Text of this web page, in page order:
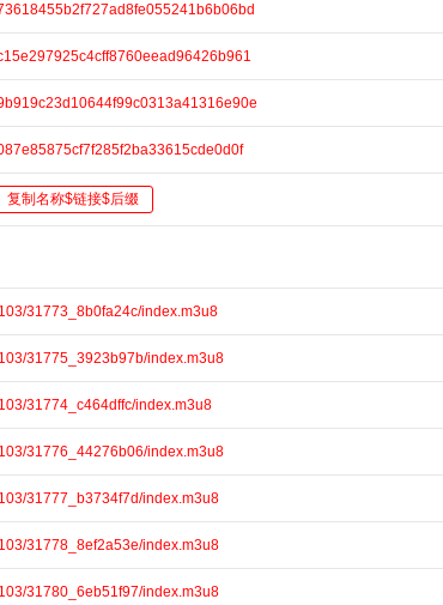
复制名称$链接$后缀
31773_8b0fa24c/index.m3u8
31775_3923b97b/index.m3u8
31774_c464dffc/index.m3u8
31776_44276b06/index.m3u8
31777_b3734f7d/index.m3u8
31778_8ef2a53e/index.m3u8
31780_6eb51f97/index.m3u8